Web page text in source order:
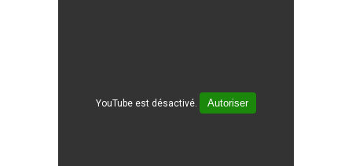
YouTube est désactivé. Autoriser